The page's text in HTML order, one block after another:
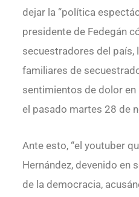
dejar la “política
presidente de Fedegán
secuestradores del país,
familiares de
sentimientos de dolor en
el pasado martes 28 de
Ante esto, “el youtuber
Hernández, devenido en
de la democracia,